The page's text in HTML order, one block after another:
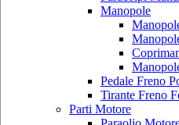
Manopole
Pedale Freno
Tirante Freno
Parti Motore